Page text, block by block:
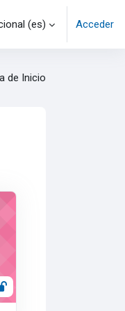
‎(es)‎ Acceder
de Inicio